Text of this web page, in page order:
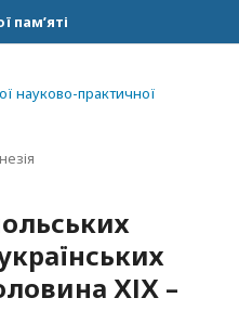
пам’яті
науково-практичної
ХІХ –